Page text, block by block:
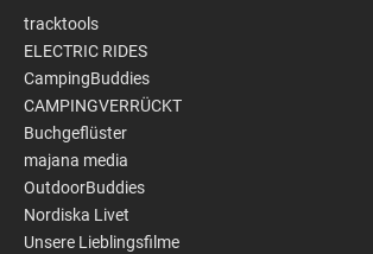
tracktools
ELECTRIC RIDES
CampingBuddies
CAMPINGVERRÜCKT
Buchgeflüster
majana media
OutdoorBuddies
Nordiska Livet
Unsere Lieblingsfilme